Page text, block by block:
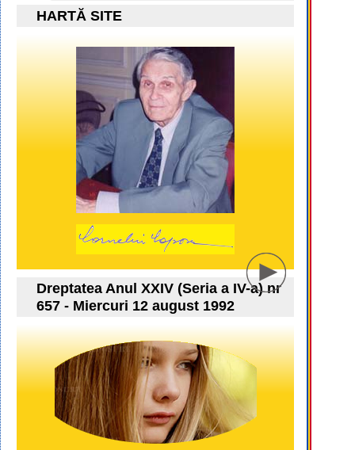
HARTĂ SITE
Dreptatea Anul XXIV (Seria a IV-a) nr
657 - Miercuri 12 august 1992